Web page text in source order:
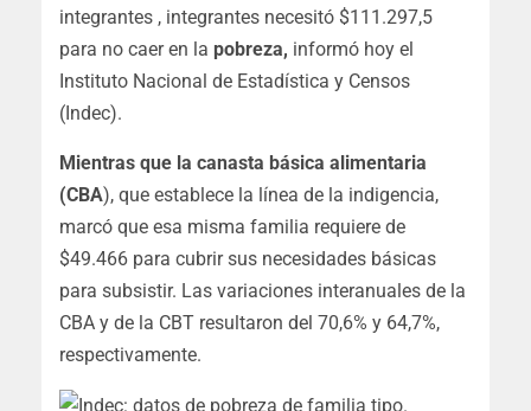
integrantes , integrantes necesitó $111.297,5
para no caer en la pobreza, informó hoy el
Instituto Nacional de Estadística y Censos
(Indec).
Mientras que la canasta básica alimentaria
(CBA), que establece la línea de la indigencia,
marcó que esa misma familia requiere de
$49.466 para cubrir sus necesidades básicas
para subsistir. Las variaciones interanuales de la
CBA y de la CBT resultaron del 70,6% y 64,7%,
respectivamente.